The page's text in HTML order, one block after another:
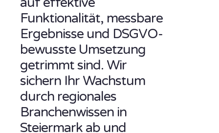
Funktionalität, messbare
Ergebnisse und DSGVO-
bewusste Umsetzung
getrimmt sind. Wir
sichern Ihr Wachstum
durch regionales
Branchenwissen in
Steiermark ab und